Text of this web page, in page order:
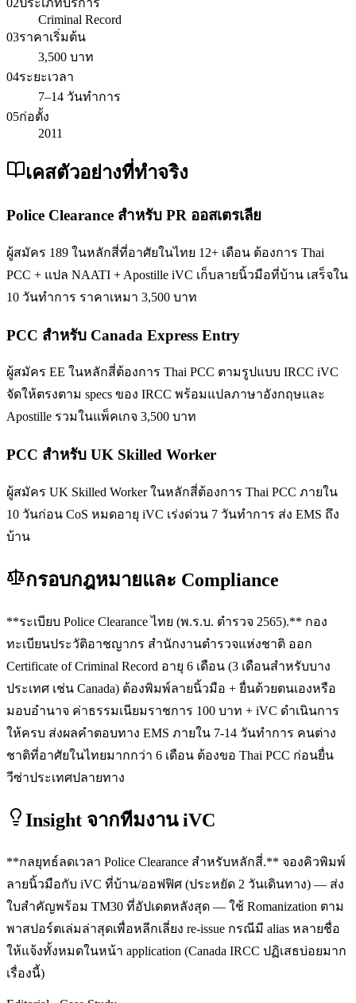
02ประเภทบริการ
Criminal Record
03ราคาเริ่มต้น
3,500 บาท
04ระยะเวลา
7–14 วันทำการ
05ก่อตั้ง
2011
เคสตัวอย่างที่ทำจริง
Police Clearance สำหรับ PR ออสเตรเลีย
ผู้สมัคร 189 ในหลักสี่ที่อาศัยในไทย 12+ เดือน ต้องการ Thai
PCC + แปล NAATI + Apostille iVC เก็บลายนิ้วมือที่บ้าน เสร็จใน
10 วันทำการ ราคาเหมา 3,500 บาท
PCC สำหรับ Canada Express Entry
ผู้สมัคร EE ในหลักสี่ต้องการ Thai PCC ตามรูปแบบ IRCC iVC
จัดให้ตรงตาม specs ของ IRCC พร้อมแปลภาษาอังกฤษและ
Apostille รวมในแพ็คเกจ 3,500 บาท
PCC สำหรับ UK Skilled Worker
ผู้สมัคร UK Skilled Worker ในหลักสี่ต้องการ Thai PCC ภายใน
10 วันก่อน CoS หมดอายุ iVC เร่งด่วน 7 วันทำการ ส่ง EMS ถึง
บ้าน
กรอบกฎหมายและ Compliance
**ระเบียบ Police Clearance ไทย (พ.ร.บ. ตำรวจ 2565).** กอง
ทะเบียนประวัติอาชญากร สำนักงานตำรวจแห่งชาติ ออก
Certificate of Criminal Record อายุ 6 เดือน (3 เดือนสำหรับบาง
ประเทศ เช่น Canada) ต้องพิมพ์ลายนิ้วมือ + ยื่นด้วยตนเองหรือ
มอบอำนาจ ค่าธรรมเนียมราชการ 100 บาท + iVC ดำเนินการ
ให้ครบ ส่งผลคำตอบทาง EMS ภายใน 7-14 วันทำการ คนต่าง
ชาติที่อาศัยในไทยมากกว่า 6 เดือน ต้องขอ Thai PCC ก่อนยื่น
วีซ่าประเทศปลายทาง
Insight จากทีมงาน iVC
**กลยุทธ์ลดเวลา Police Clearance สำหรับหลักสี่.** จองคิวพิมพ์
ลายนิ้วมือกับ iVC ที่บ้าน/ออฟฟิศ (ประหยัด 2 วันเดินทาง) — ส่ง
ใบสำคัญพร้อม TM30 ที่อัปเดตหลังสุด — ใช้ Romanization ตาม
พาสปอร์ตเล่มล่าสุดเพื่อหลีกเลี่ยง re-issue กรณีมี alias หลายชื่อ
ให้แจ้งทั้งหมดในหน้า application (Canada IRCC ปฏิเสธบ่อยมาก
เรื่องนี้)